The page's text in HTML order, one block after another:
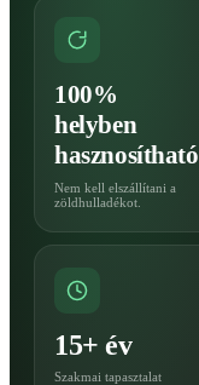
100%
helyben
hasznosítható
Nem kell elszállítani a
zöldhulladékot.
15+ év
Szakmai tapasztalat